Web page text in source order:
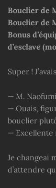
Bouclier de
Bouclier de
Bonus
d’esclave
Super !
— M.
— Ouais,
bouclier
— Excellente
Je changeai
d’attendre